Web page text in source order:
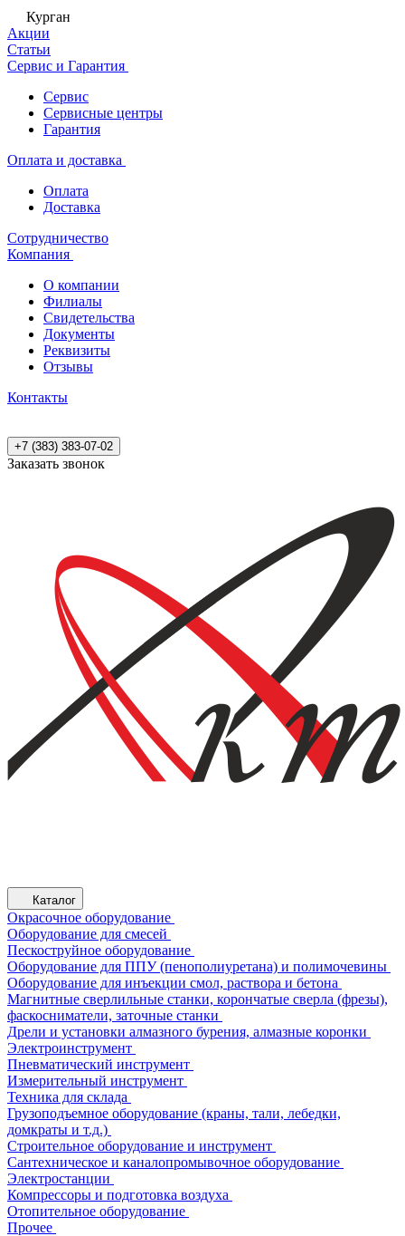
Курган
Акции
Статьи
Сервис и Гарантия
Сервис
Сервисные центры
Гарантия
Оплата и доставка
Оплата
Доставка
Сотрудничество
Компания
О компании
Филиалы
Свидетельства
Документы
Реквизиты
Отзывы
Контакты
+7 (383) 383-07-02
Заказать звонок
Каталог
Окрасочное оборудование
Оборудование для смесей
Пескоструйное оборудование
Оборудование для ППУ (пенополиуретана) и полимочевины
Оборудование для инъекции смол, раствора и бетона
Магнитные сверлильные станки, корончатые сверла (фрезы),
фаскосниматели, заточные станки
Дрели и установки алмазного бурения, алмазные коронки
Электроинструмент
Пневматический инструмент
Измерительный инструмент
Техника для склада
Грузоподъемное оборудование (краны, тали, лебедки,
домкраты и т.д.)
Строительное оборудование и инструмент
Сантехническое и каналопромывочное оборудование
Электростанции
Компрессоры и подготовка воздуха
Отопительное оборудование
Прочее